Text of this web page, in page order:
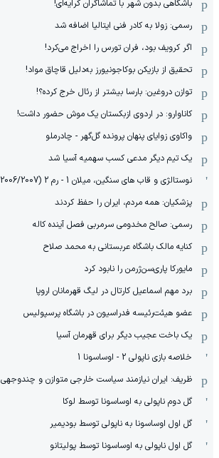
باشگاهی بدون شهر با تماشاگران کرایه‌ای!
رسمی: زولا به کادر فنی ایتالیا اضافه شد
اگر کرویف بود، فران تورس را اخراج می‌کرد!
تحقیق از بازیکن بوکاجونیورز به‌دلیل قاچاق مواد!
توازن دروغین: بارسا بیشتر از رئال خرج کرده؟!
کاناوارو: در اردوی ازبکستان یک موش حضور داشت!
واکاوی زوایای پنهان پرونده گل‌گهر - چادرملو
یک تیم دیگر مدعی کسب سهمیه آسیا شد
نوستالژی و قاب های سنگین، میلان 1 - رم 2 (2006/2007)
پزشکیان: همه مردم، ایران را حفظ کردند
رسمی: صالح مخدومی سرمربی فصل آینده کاله
کنایه مالک باشگاه عربستانی به محمد صلاح
مایورکا پاری‌سن‌ژرمن را نابود کرد
برد مهم اسماعیل کارتال در لیگ قهرمانان اروپا
عضو هیئت‌رئیسه فدراسیون در باشگاه پرسپولیس
یک باخت عجیب دیگر برای قهرمان آسیا
خلاصه بازی ناپولی 2 - اوساسونا 1
ظریف: ایران نیازمند سیاست خارجی متوازن و چندوجهی
گل دوم ناپولی به اوساسونا توسط لوکا
گل اول اوساسونا به ناپولی توسط بودیمیر
گل اول ناپولی به اوساسونا توسط پولیتانو